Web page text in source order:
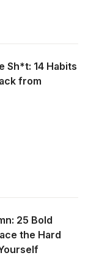
Sh*t: 14 Habits
from
25 Bold
the Hard